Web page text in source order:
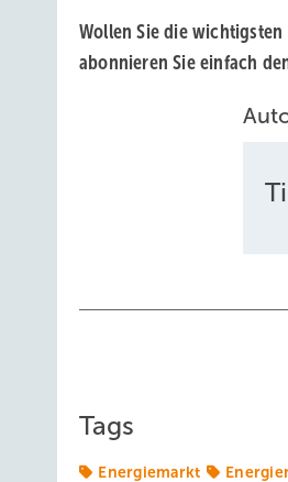
Wollen Sie die
abonnieren Sie einfach
Tags
Energiemarkt